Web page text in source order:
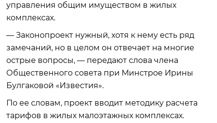
управления общим имуществом в жилых
комплексах.
— Законопроект нужный, хотя к нему есть ряд
замечаний, но в целом он отвечает на многие
острые вопросы, — передают слова члена
Общественного совета при Минстрое Ирины
Булгаковой «Известия».
По ее словам, проект вводит методику расчета
тарифов в жилых малоэтажных комплексах.